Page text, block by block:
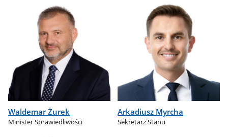
Waldemar Żurek
Minister Sprawiedliwości
Arkadiusz Myrcha
Sekretarz Stanu